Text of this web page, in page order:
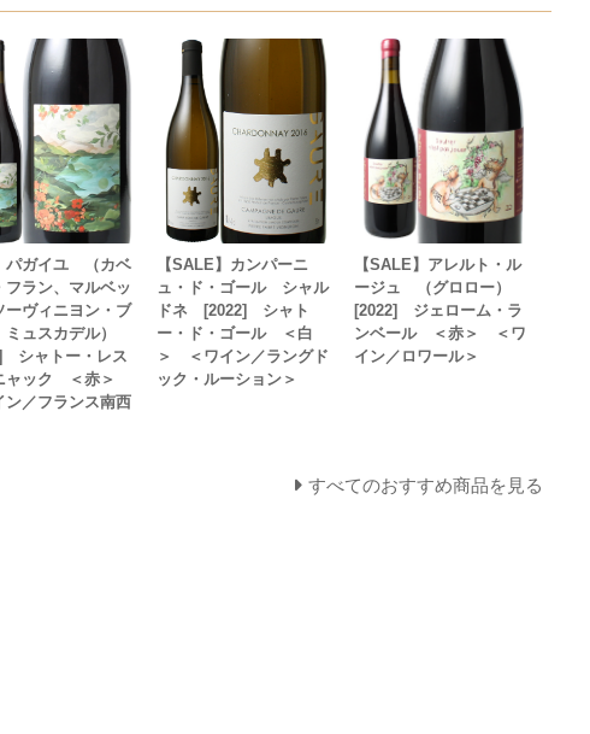
ガイユ （カベ
フラン、マルベッ
ーヴィニヨン・ブ
ミュスカデル）
シャトー・レス
ャック ＜赤＞
ン／フランス南西
【SALE】カンパーニ
ュ・ド・ゴール シャル
ドネ [2022] シャト
ー・ド・ゴール ＜白
＞ ＜ワイン／ラングド
ック・ルーション＞
【SALE】アレルト・ル
ージュ （グロロー）
[2022] ジェローム・ラ
ンベール ＜赤＞ ＜ワ
イン／ロワール＞
すべてのおすすめ商品を見る